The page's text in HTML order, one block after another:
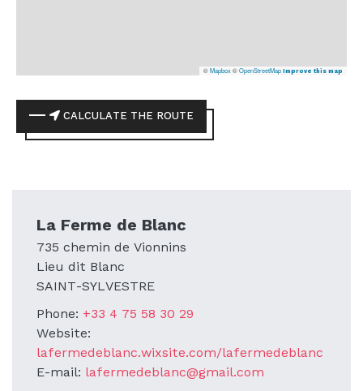
La Ferme de Blanc
735 chemin de Vionnins
Lieu dit Blanc
SAINT-SYLVESTRE
Phone: +33 4 75 58 30 29
Website:
lafermedeblanc.wixsite.com/lafermedeblanc
E-mail: lafermedeblanc@gmail.com
©Mapbox©OpenStreetMap Improve this map
CALCULATE THE ROUTE